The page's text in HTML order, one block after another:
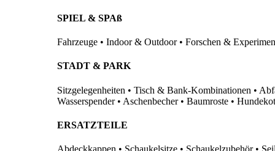
SPIEL & SPAß
Fahrzeuge • Indoor & Outdoor • Forschen &
STADT & PARK
Sitzgelegenheiten • Tisch & Bank-Kombinationen •
Wasserspender • Aschenbecher • Baumroste •
ERSATZTEILE